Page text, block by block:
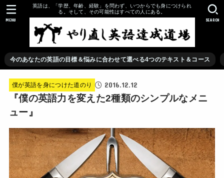
英語は、「学歴、年齢、経験」を問わず、いつからでも身につけられ
る。そして、その可能性はすべての人にある。
今のあなたの英語の目標＆悩みに合わせて選べる4つのテキスト＆コース
SEARCH
MENU
僕が英語を身につけた道のり 2016.12.12
『僕の英語力を変えた2種類のシンプルなメニ
ュー』